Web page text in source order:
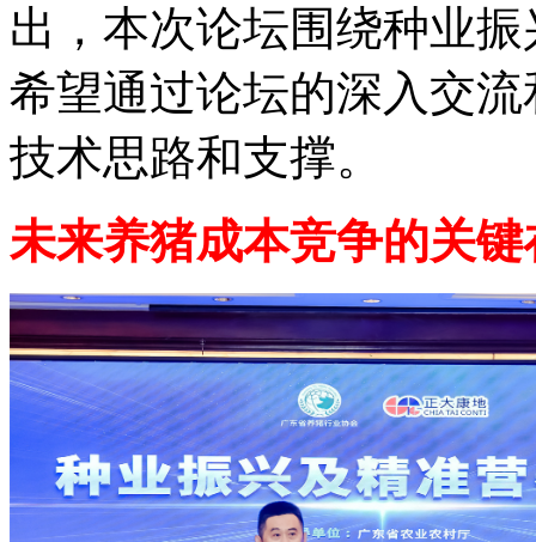
出，本次论坛围绕种业
希望通过论坛的深入交
技术思路和支撑。
未来养猪成本竞争的关